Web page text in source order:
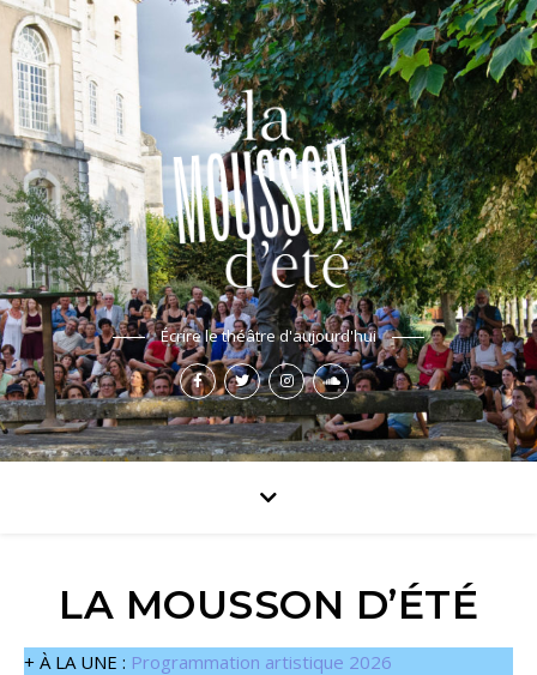
Écrire le théâtre d'aujourd'hui
LA MOUSSON D’ÉTÉ
+ À LA UNE : Programmation artistique 2026